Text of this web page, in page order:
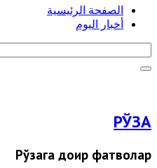
الصفحة الرئيسية
أخبار اليوم
РЎЗА
Рўзага доир фатволар